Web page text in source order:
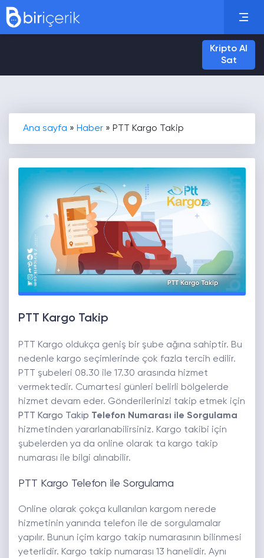
Kripto Al
Sat
Ana sayfa » Haber » PTT Kargo Takip
PTT Kargo Takip
PTT Kargo oldukça geniş bir şube ağına sahiptir. Bu
nedenle kargo seçimlerinde çok fazla tercih edilir.
PTT şubeleri 08.30 ile 17.30 arasında hizmet
vermektedir. Cumartesi günleri belirli bölgelerde
hizmet devam eder. Gönderilerinizi takip etmek için
PTT Kargo Takip Telefon Numarası ile Sorgulama
hizmetinden yararlanabilirsiniz. Kargo takibi için
şubelerden ya da online olarak ta kargo takip
numarası ile bilgi alınabilir.
PTT Kargo Telefon ile Sorgulama
Online olarak çokça kullanılan kargom nerede
hizmetinin yanında telefon ile de sorgulamalar
yapılır. Bunun içim kargo takip numarasının bilinmesi
yeterlidir. Kargo takip numarası 13 hanelidir. Aynı